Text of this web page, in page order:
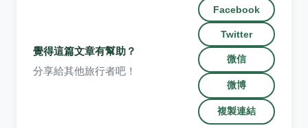
覺得這篇文章有幫助？
分享給其他旅行者吧！
Facebook
Twitter
微信
微博
複製連結